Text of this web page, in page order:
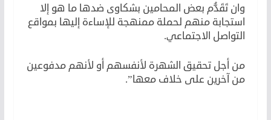
وان تَقَدُّم بعض المحامين بشكاوى ضدها ما هو إلا
استجابة منهم لحملة ممنهجة للإساءة إليها بمواقع
التواصل الاجتماعي.
من أجل تحقيق الشهرة لأنفسهم أو لأنهم مدفوعين
من آخرين على خلاف معها”.